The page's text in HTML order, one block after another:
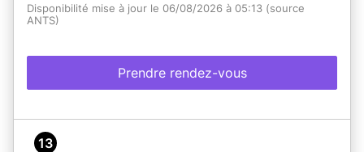
Disponibilité mise à jour le 06/08/2026 à 05:13 (source
ANTS)
Prendre rendez-vous
13